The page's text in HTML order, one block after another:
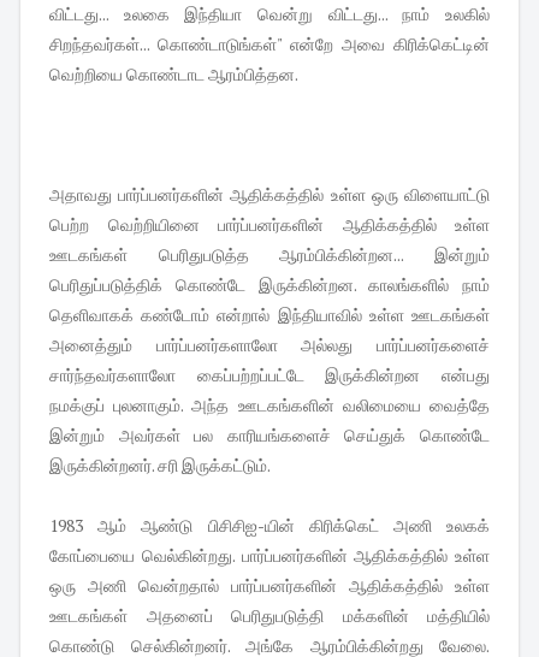
விட்டது... உலகை இந்தியா வென்று விட்டது... நாம் உலகில்
சிறந்தவர்கள்... கொண்டாடுங்கள்" என்றே அவை கிரிக்கெட்டின்
வெற்றியை கொண்டாட ஆரம்பித்தன.
அதாவது பார்ப்பன‌ர்களின் ஆதிக்கத்தில் உள்ள ஒரு விளையாட்டு
பெற்ற வெற்றியினை பார்ப்பன‌ர்களின் ஆதிக்கத்தில் உள்ள
ஊடகங்கள் பெரிதுபடுத்த ஆரம்பிக்கின்றன... இன்றும்
பெரிதுப்படுத்திக் கொண்டே இருக்கின்றன. காலங்களில் நாம்
தெளிவாகக் கண்டோம் என்றால் இந்தியாவில் உள்ள ஊடகங்கள்
அனைத்தும் பார்ப்பன‌ர்களாலோ அல்லது பார்ப்பன‌ர்களைச்
சார்ந்தவர்களாலோ கைப்பற்றப்பட்டே இருக்கின்றன என்பது
நமக்குப் புலனாகும். அந்த ஊடகங்களின் வலிமையை வைத்தே
இன்றும் அவர்கள் பல காரியங்களைச் செய்துக் கொண்டே
இருக்கின்றனர். சரி இருக்கட்டும்.
1983 ஆம் ஆண்டு பிசிசிஐ-யின் கிரிக்கெட் அணி உலகக்
கோப்பையை வெல்கின்றது. பார்ப்பன‌ர்களின் ஆதிக்கத்தில் உள்ள
ஒரு அணி வென்றதால் பார்ப்பன‌ர்களின் ஆதிக்கத்தில் உள்ள
ஊடகங்கள் அதனைப் பெரிதுபடுத்தி மக்களின் மத்தியில்
கொண்டு செல்கின்றனர். அங்கே ஆரம்பிக்கின்றது வேலை.